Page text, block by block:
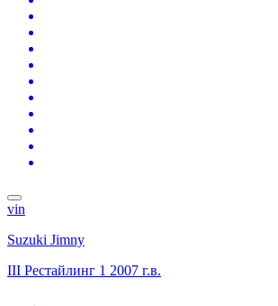
vin
Suzuki Jimny
III Рестайлинг 1 2007 г.в.